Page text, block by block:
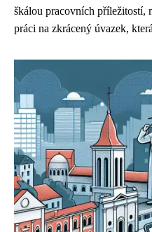
škálou pracovních příležitostí,
práci na zkrácený úvazek,